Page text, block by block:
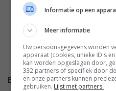
Hayek,
Goede,
Matarazzo
Budget
$
Informatie op een
Meer informatie
Uw persoonsgegevens worden
apparaat (cookies, unieke ID's
kan worden opgeslagen door,
332 partners of specifiek door
en onze partners kunnen
gebruiken. Lijst met partners.